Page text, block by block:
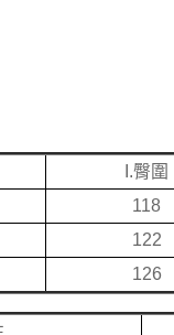
I.臀圍
118
122
126